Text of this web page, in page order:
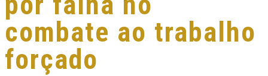
combate ao trabalho
forçado